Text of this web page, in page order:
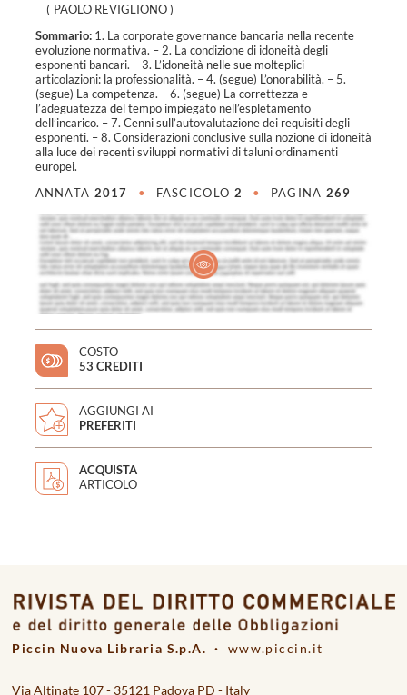
( PAOLO REVIGLIONO )
Sommario:1. La corporate governance bancaria nella recente
evoluzione normativa. – 2. La condizione di idoneità degli
esponenti bancari. – 3. L’idoneità nelle sue molteplici
articolazioni: la professionalità. – 4. (segue) L’onorabilità. – 5.
(segue) La competenza. – 6. (segue) La correttezza e
l’adeguatezza del tempo impiegato nell’espletamento
dell’incarico. – 7. Cenni sull’autovalutazione dei requisiti degli
esponenti. – 8. Considerazioni conclusive sulla nozione di idoneità
alla luce dei recenti sviluppi normativi di taluni ordinamenti
europei.
ANNATA 2017 • FASCICOLO 2 • PAGINA 269
COSTO
53 CREDITI
AGGIUNGI AI
PREFERITI
ACQUISTA
ARTICOLO
Piccin Nuova Libraria S.p.A. · www.piccin.it
Via Altinate 107 - 35121 Padova PD - Italy